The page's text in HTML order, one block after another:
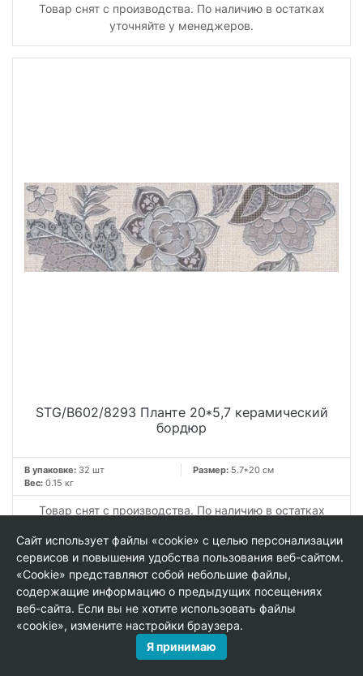
Товар снят с производства. По наличию в остатках
уточняйте у менеджеров.
STG/B602/8293 Планте 20*5,7 керамический
бордюр
В упаковке: 32 шт Размер: 5.7*20 см
Вес: 0.15 кг
Товар снят с производства. По наличию в остатках
Сайт использует файлы «cookie» с целью персонализации
сервисов и повышения удобства пользования веб-сайтом.
«Cookie» представляют собой небольшие файлы,
содержащие информацию о предыдущих посещениях
веб-сайта. Если вы не хотите использовать файлы
«cookie», измените настройки браузера.
Я принимаю